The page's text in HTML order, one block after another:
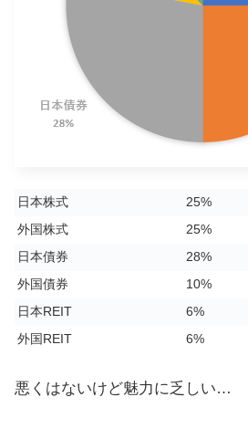
日本株式
25%
外国株式
25%
日本債券
28%
外国債券
10%
日本REIT
6%
外国REIT
6%
悪くはないけど魅力に乏しい…